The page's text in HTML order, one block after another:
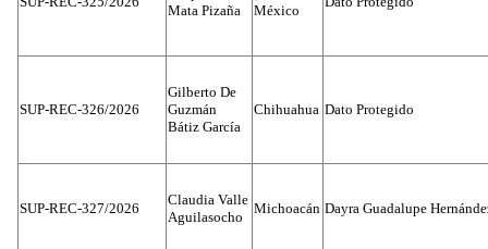
Mata Pizaña
México
SUP-REC-326/2026
Gilberto De
Guzmán
Bátiz García
Chihuahua Dato Protegido
SUP-REC-327/2026
Claudia Valle
Aguilasocho
Michoacán Dayra Guadalupe